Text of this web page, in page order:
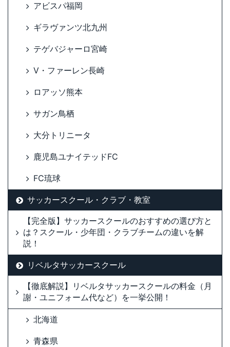
アビスパ福岡
ギラヴァンツ北九州
テゲバジャーロ宮崎
V・ファーレン長崎
ロアッソ熊本
サガン鳥栖
大分トリニータ
鹿児島ユナイテッドFC
FC琉球
サッカースクール・クラブ・教室
【完全版】サッカースクールのおすすめの選び方と
は？スクール・少年団・クラブチームの違いを解
説！
リベルタサッカースクール
【徹底解説】リベルタサッカースクールの料金（月
謝・ユニフォーム代など）を一挙公開！
北海道
青森県